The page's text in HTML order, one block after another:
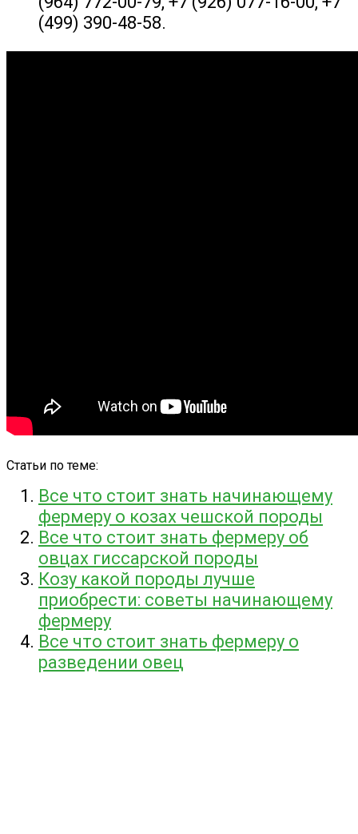
(499) 390-48-58.
Статьи по теме:
Все что стоит знать начинающему
фермеру о козах чешской породы
Все что стоит знать фермеру об
овцах гиссарской породы
Козу какой породы лучше
приобрести: советы начинающему
фермеру
Все что стоит знать фермеру о
разведении овец